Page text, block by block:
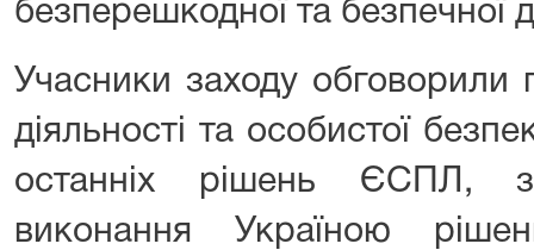
безперешкодної та безпечної
Учасники заходу обговорили
діяльності та особистої
останніх рішень ЄСПЛ,
виконання Україною